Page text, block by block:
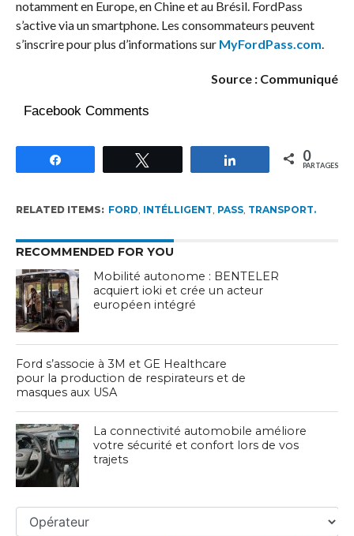
notamment en Europe, en Chine et au Brésil. FordPass
s’active via un smartphone. Les consommateurs peuvent
s’inscrire pour plus d’informations sur MyFordPass.com.
Source : Communiqué
Facebook Comments
Partagez 0
PARTAGES
RELATED ITEMS: FORD, INTÉLLIGENT, PASS, TRANSPORT.
RECOMMENDED FOR YOU
Mobilité autonome : BENTELER
acquiert ioki et crée un acteur
européen intégré
Ford s’associe à 3M et GE Healthcare
pour la production de respirateurs et de
masques aux USA
La connectivité automobile améliore
votre sécurité et confort lors de vos
trajets